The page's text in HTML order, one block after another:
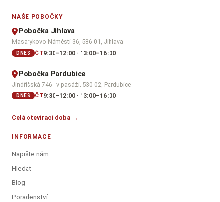
NAŠE POBOČKY
Pobočka Jihlava
Masarykovo Náměstí 36, 586 01, Jihlava
DNES ČT9:30–12:00 · 13:00–16:00
Pobočka Pardubice
Jindřišská 746 - v pasáži, 530 02, Pardubice
DNES ČT9:30–12:00 · 13:00–16:00
Celá otevírací doba →
INFORMACE
Napište nám
Hledat
Blog
Poradenství